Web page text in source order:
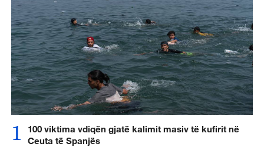
1
100 viktima vdiqën gjatë kalimit masiv të kufirit në
Ceuta të Spanjës